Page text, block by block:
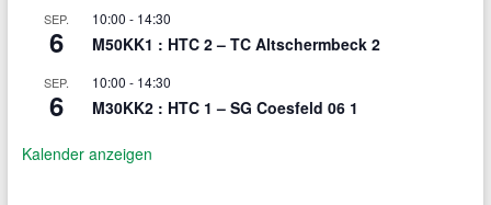
SEP.
6
10:00 - 14:30
M50KK1 : HTC 2 – TC Altschermbeck 2
SEP.
6
10:00 - 14:30
M30KK2 : HTC 1 – SG Coesfeld 06 1
Kalender anzeigen